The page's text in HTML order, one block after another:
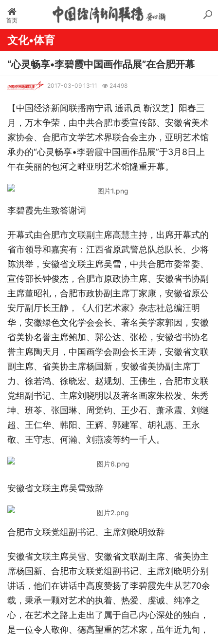
首页
文化•体育
“心灵畅享•李碧霞中国画作品展”在合肥开幕
2017-03-09 13:11 24498
【中国经济新闻联播南宁讯 通讯员 靳汉芝】阳春三
月，万木争荣，由中共合肥市委宣传部、安徽省美术
家协会、合肥市文学艺术界联合会主办，亚明艺术馆
承办的“心灵畅享•李碧霞中国画作品展”于3月8日上
午在美丽的包河之畔亚明艺术馆隆重开幕。
李碧霞先生致答谢词
开幕式由合肥市文联副主席高慧主持，出席开幕式的
省市领导和嘉宾有：江西省原武警总队总队长、少将
陈洪举，安徽省文联主席吴雪，中共合肥市委常委、
宣传部长钟俊杰，合肥市原政协主席、安徽省书协副
主席董昭礼，合肥市政协副主席丁家康，安徽省原公
安厅副厅长王静，《人们艺术家》杂志社总编汪明
华，安徽绿色文化学会会长、著名美学家郭因，安徽
省美协名誉主席鲍加、郭公达、张松，安徽省书协名
誉主席陶天月，中国画学会副会长王涛，安徽省文联
副主席、省美协主席杨国新，安徽省美协副主席丁
力、徐若鸿、徐晓宏、赵规划、王佛生，合肥市文联
党组副书记、主席刘晓明以及著名画家朱松发、朱秀
坤、班苓、张国琳、周觉钧、王少石、萧承震、刘继
超、王仁华、韩阳、王辉、郭建军、胡礼惠、王永
敬、王守志、何瀚、刘燕凌等约一千人。
安徽省文联主席吴雪致辞
合肥市文联党组副书记、主席刘晓明致辞
安徽省文联主席吴雪、安徽省文联副主席、省美协主
席杨国新、合肥市文联党组副书记、主席刘晓明分别
讲话，他们在讲话中高度赞扬了李碧霞先生从艺70余
载，秉承一颗对艺术的执着、热爱、虔诚、纯净之
心，在艺术之路上走出了属于自己内心深处的独白，
是一位令人敬仰、德高望重的艺术家，虽年近九旬，